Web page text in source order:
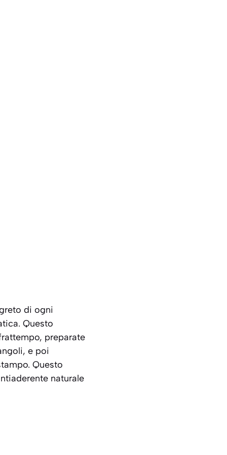
di ogni
Questo
preparate
e poi
Questo
naturale